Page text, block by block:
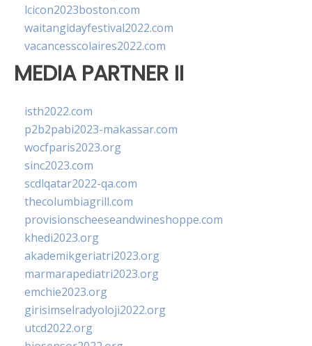
lcicon2023boston.com
waitangidayfestival2022.com
vacancesscolaires2022.com
MEDIA PARTNER II
isth2022.com
p2b2pabi2023-makassar.com
wocfparis2023.org
sinc2023.com
scdlqatar2022-qa.com
thecolumbiagrill.com
provisionscheeseandwineshoppe.com
khedi2023.org
akademikgeriatri2023.org
marmarapediatri2023.org
emchie2023.org
girisimselradyoloji2022.org
utcd2022.org